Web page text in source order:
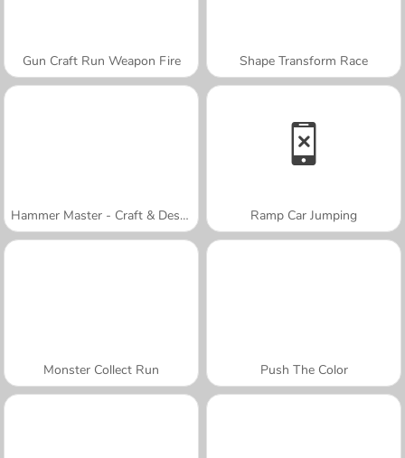
Gun Craft Run Weapon Fire Shape Transform Race
Hammer Master - Craft & Destroy! Ramp Car Jumping
Monster Collect Run Push The Color